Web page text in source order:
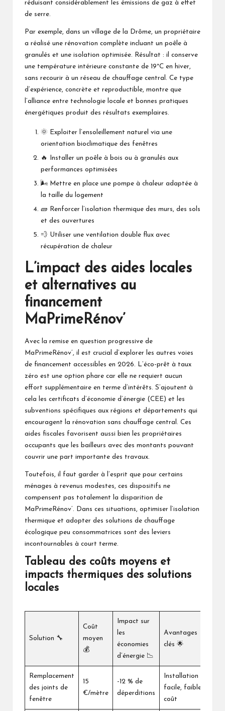
réduisant considérablement les émissions de gaz à effet
de serre.
Par exemple, dans un village de la Drôme, un propriétaire
a réalisé une rénovation complète incluant un poêle à
granulés et une isolation optimisée. Résultat : il conserve
une température intérieure constante de 19°C en hiver,
sans recourir à un réseau de chauffage central. Ce type
d’expérience, concrète et reproductible, montre que
l’alliance entre technologie locale et bonnes pratiques
énergétiques produit des résultats exemplaires.
🌞 Exploiter l’ensoleillement naturel via une
orientation bioclimatique des fenêtres
🔥 Installer un poêle à bois ou à granulés aux
performances optimisées
🌬️ Mettre en place une pompe à chaleur adaptée à
la taille du logement
🧱 Renforcer l’isolation thermique des murs, des sols
et des ouvertures
💨 Utiliser une ventilation double flux avec
récupération de chaleur
L’impact des aides locales
et alternatives au
financement
MaPrimeRénov’
Avec la remise en question progressive de
MaPrimeRénov’, il est crucial d’explorer les autres voies
de financement accessibles en 2026. L’éco-prêt à taux
zéro est une option phare car elle ne requiert aucun
effort supplémentaire en terme d’intérêts. S’ajoutent à
cela les certificats d’économie d’énergie (CEE) et les
subventions spécifiques aux régions et départements qui
encouragent la rénovation sans chauffage central. Ces
aides fiscales favorisent aussi bien les propriétaires
occupants que les bailleurs avec des montants pouvant
couvrir une part importante des travaux.
Toutefois, il faut garder à l’esprit que pour certains
ménages à revenus modestes, ces dispositifs ne
compensent pas totalement la disparition de
MaPrimeRénov’. Dans ces situations, optimiser l’isolation
thermique et adopter des solutions de chauffage
écologique peu consommatrices sont des leviers
incontournables à court terme.
Tableau des coûts moyens et
impacts thermiques des solutions
locales
Solution 🔧
Coût
moyen
💰
Impact sur
les
économies
d’énergie 📉
Avantages
clés 🌟
Remplacement
des joints de
fenêtre
15
€/mètre
-12 % de
déperditions
Installation
facile, faible
coût